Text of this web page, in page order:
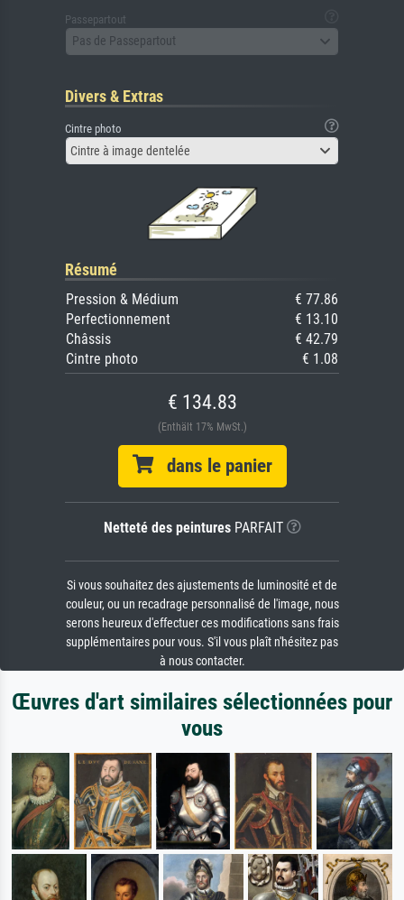
Passepartout
Pas de Passepartout
Divers & Extras
Cintre photo
Cintre à image dentelée
Résumé
Pression & Médium
€ 77.86
Perfectionnement
€ 13.10
Châssis
€ 42.79
Cintre photo
€ 1.08
€ 134.83
(Enthält 17% MwSt.)
dans le panier
Netteté des peinturesPARFAIT
Si vous souhaitez des ajustements de luminosité et de
couleur, ou un recadrage personnalisé de l'image, nous
serons heureux d'effectuer ces modifications sans frais
supplémentaires pour vous. S'il vous plaît n'hésitez pas
à nous contacter.
Œuvres d'art similaires sélectionnées pour
vous